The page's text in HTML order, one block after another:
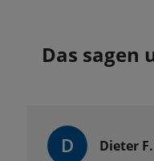
Das sagen
D Dieter